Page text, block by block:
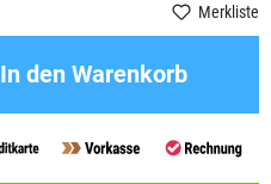
Merkliste
In den Warenkorb